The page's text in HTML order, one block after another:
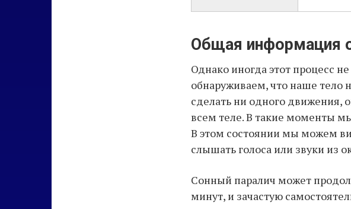
Общая информация
Однако иногда этот процесс
обнаруживаем, что наше
сделать ни одного движения,
всем теле. В такие моменты
В этом состоянии мы можем
слышать голоса или звуки из
Сонный паралич может
минут, и зачастую